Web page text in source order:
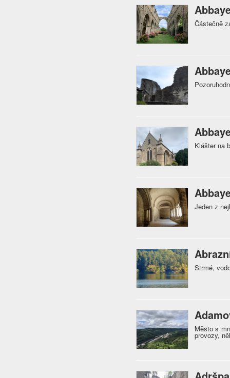
Částečně
Klášter na
Jeden z
Strmé,
Město s
provozy,